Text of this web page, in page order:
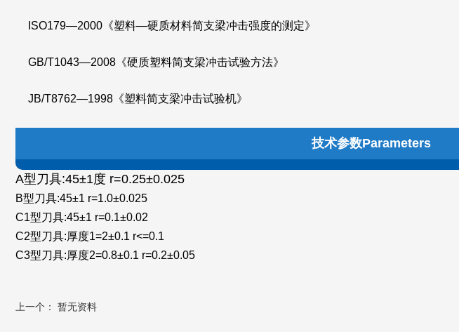
ISO179—2000《塑料—硬质材料简支梁冲击强度的测定》
GB/T1043—2008《硬质塑料简支梁冲击试验方法》
JB/T8762—1998《塑料简支梁冲击试验机》
技术参数Parameters
A型刀具:45±1度 r=0.25±0.025
B型刀具:45±1 r=1.0±0.025
C1型刀具:45±1 r=0.1±0.02
C2型刀具:厚度1=2±0.1 r<=0.1
C3型刀具:厚度2=0.8±0.1 r=0.2±0.05
上一个： 暂无资料